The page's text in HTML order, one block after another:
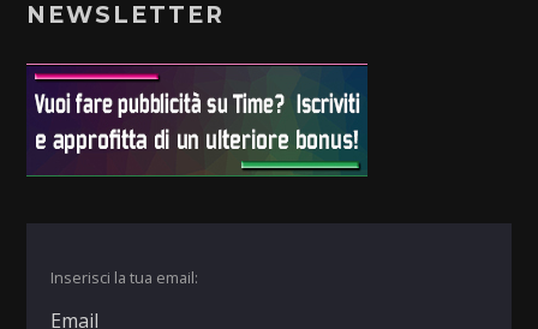
NEWSLETTER
Inserisci la tua email: